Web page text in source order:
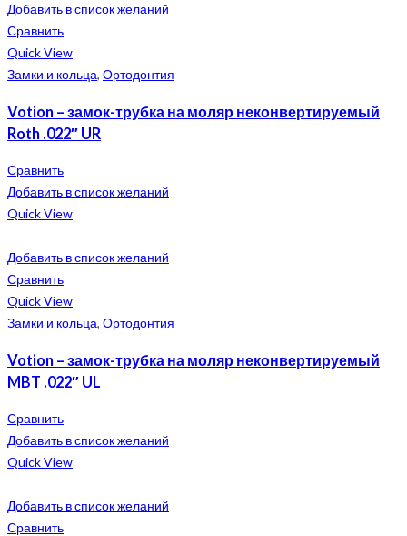
Добавить в список желаний
Сравнить
Quick View
Замки и кольца, Ортодонтия
Votion – замок-трубка на моляр неконвертируемый
Roth .022″ UR
Сравнить
Добавить в список желаний
Quick View
Добавить в список желаний
Сравнить
Quick View
Замки и кольца, Ортодонтия
Votion – замок-трубка на моляр неконвертируемый
MBT .022″ UL
Сравнить
Добавить в список желаний
Quick View
Добавить в список желаний
Сравнить